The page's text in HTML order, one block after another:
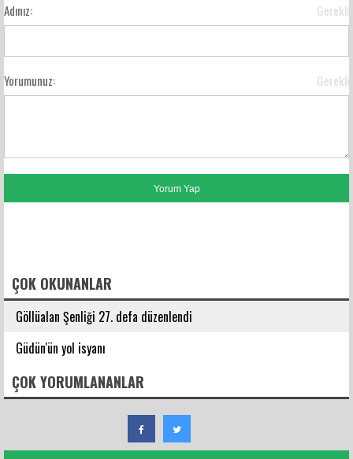
Adınız: Gerekli
Yorumunuz: Gerekli
ÇOK OKUNANLAR
Göllüalan Şenliği 27. defa düzenlendi
Güdün'ün yol isyanı
ÇOK YORUMLANANLAR